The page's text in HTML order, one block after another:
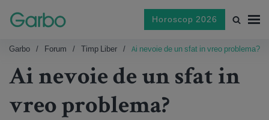
Horoscop 2026
Garbo Forum Timp Liber Ai nevoie de un sfat in vreo problema?
Ai nevoie de un sfat in
vreo problema?